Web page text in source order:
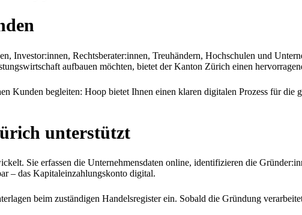
Investor:innen, Rechtsberater:innen, Treuhändern, Hochschulen und
aufbauen möchten, bietet der Kanton Zürich einen
Kunden begleiten: Hoop bietet Ihnen einen klaren digitalen Prozess für
unterstützt
Sie erfassen die Unternehmensdaten online, identifizieren die
– das Kapitaleinzahlungskonto digital.
beim zuständigen Handelsregister ein. Sobald die Gründung